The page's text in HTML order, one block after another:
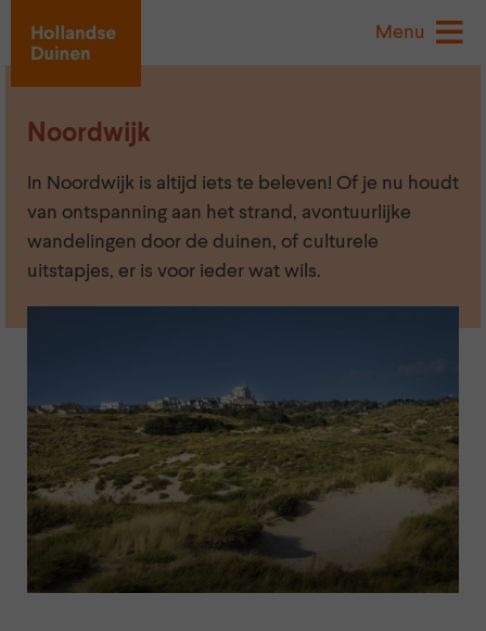
Menu
Noordwijk
In Noordwijk is altijd iets te beleven! Of je nu houdt
van ontspanning aan het strand, avontuurlijke
wandelingen door de duinen, of culturele
uitstapjes, er is voor ieder wat wils.